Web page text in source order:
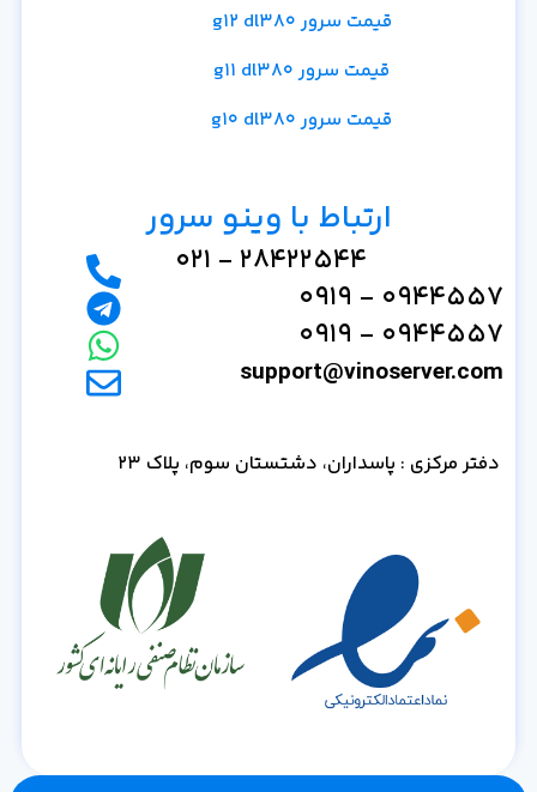
قیمت سرور g12 dl380
قیمت سرور g11 dl380
قیمت سرور g10 dl380
ارتباط با وینو سرور
28422544 - 021
0944557 - 0919
0944557 - 0919
support@vinoserver.com
دفتر مرکزی : پاسداران، دشتستان سوم، پلاک 23